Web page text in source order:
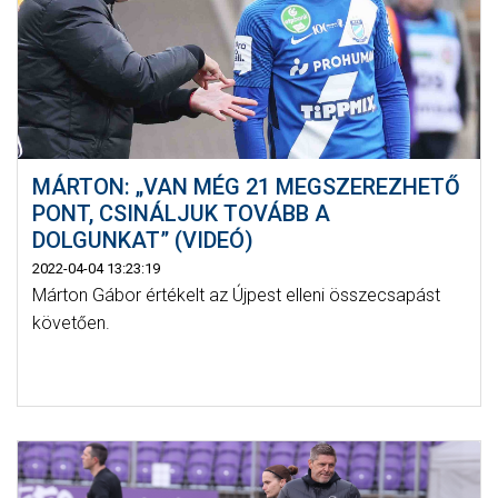
MÁRTON: „VAN MÉG 21 MEGSZEREZHETŐ
PONT, CSINÁLJUK TOVÁBB A
DOLGUNKAT” (VIDEÓ)
2022-04-04 13:23:19
Márton Gábor értékelt az Újpest elleni összecsapást
követően.